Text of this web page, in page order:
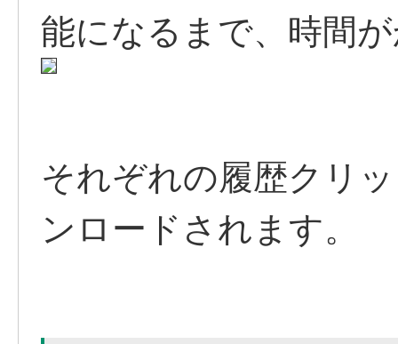
能になるまで、時間
それぞれの履歴クリ
ンロードされます。